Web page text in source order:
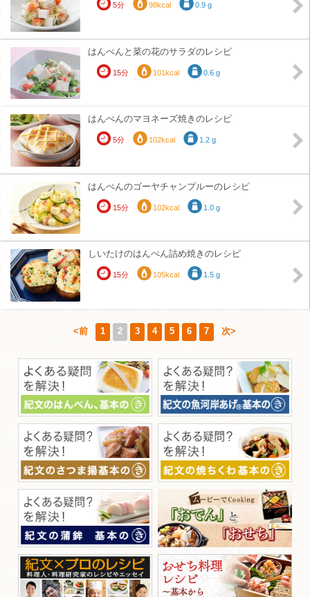
5分 98kcal 0.9 g
はんぺんと菜の花のサラダのレシピ
15分 101kcal 0.6 g
はんぺんのマヨネーズ焼きのレシピ
5分 102kcal 1.2 g
はんぺんのゴーヤチャンプルーのレシピ
15分 102kcal 1.0 g
しいたけのはんぺん詰め焼きのレシピ
15分 105kcal 1.5 g
<前 1 2 3 4 5 6 7 次>